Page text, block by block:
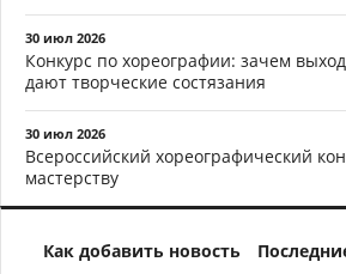
30 июл 2026
Конкурс по хореографии: зачем
дают творческие состязания
30 июл 2026
Всероссийский хореографический
мастерству
Как добавить новость